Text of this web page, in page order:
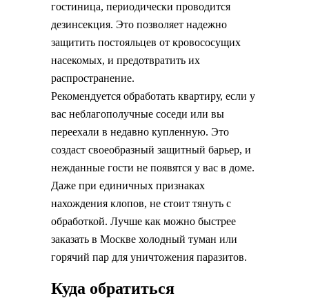
гостиница, периодически проводится
дезинсекция. Это позволяет надежно
защитить постояльцев от кровососущих
насекомых, и предотвратить их
распространение.
Рекомендуется обработать квартиру, если у
вас неблагополучные соседи или вы
переехали в недавно купленную. Это
создаст своеобразный защитный барьер, и
нежданные гости не появятся у вас в доме.
Даже при единичных признаках
нахождения клопов, не стоит тянуть с
обработкой. Лучше как можно быстрее
заказать в Москве холодный туман или
горячий пар для уничтожения паразитов.
Куда обратиться